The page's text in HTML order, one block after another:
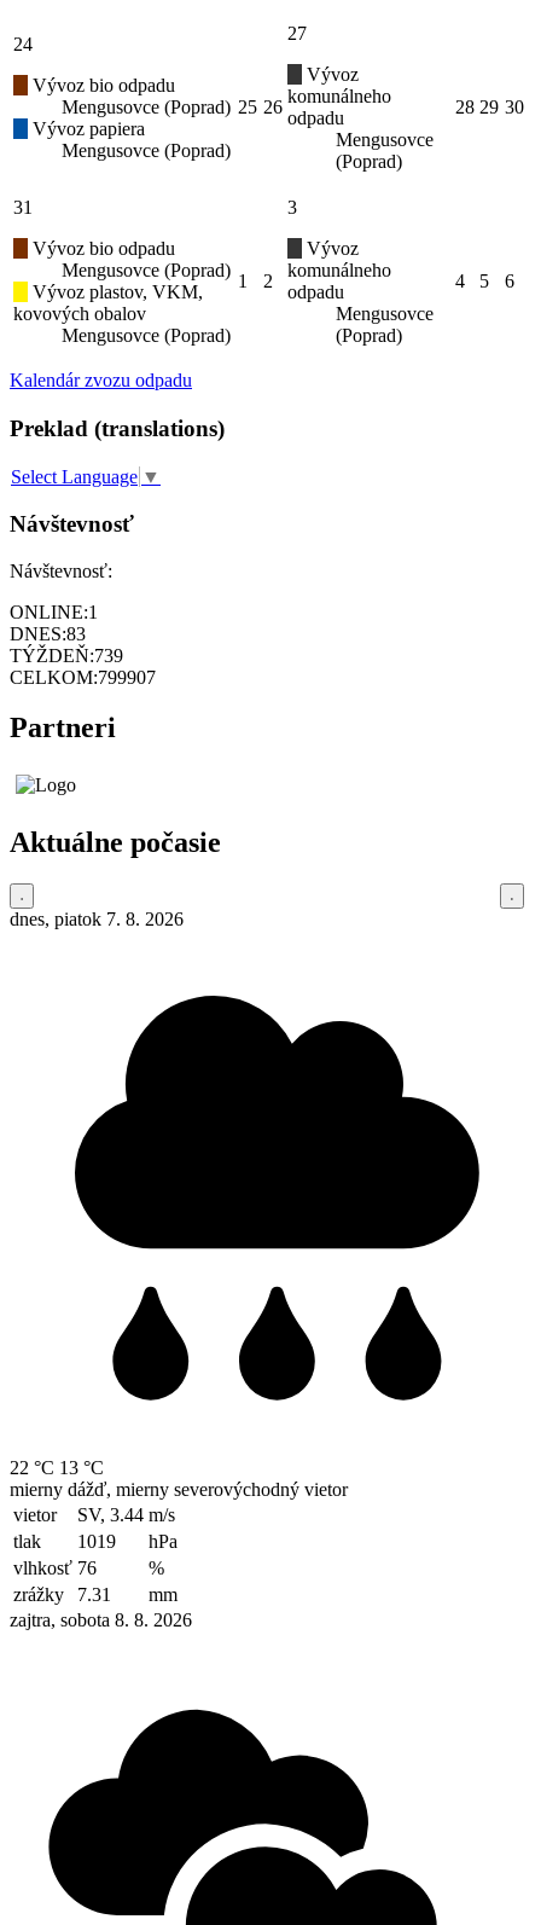
24
Vývoz bio odpadu
Mengusovce (Poprad)
Vývoz papiera
Mengusovce (Poprad)
25 26
27
Vývoz
komunálneho
odpadu
Mengusovce
(Poprad)
28 29 30
31
Vývoz bio odpadu
Mengusovce (Poprad)
Vývoz plastov, VKM,
kovových obalov
Mengusovce (Poprad)
1 2
3
Vývoz
komunálneho
odpadu
Mengusovce
(Poprad)
4 5 6
Kalendár zvozu odpadu
Preklad (translations)
Select Language ▼
Návštevnosť
Návštevnosť:
ONLINE:1
DNES:83
TÝŽDEŇ:739
CELKOM:799907
Partneri
Aktuálne počasie
dnes, piatok 7. 8. 2026
22 °C 13 °C
mierny dážď, mierny severovýchodný vietor
vietor
SV, 3.44 m/s
tlak
1019
hPa
vlhkosť 76
%
zrážky
7.31
mm
zajtra, sobota 8. 8. 2026